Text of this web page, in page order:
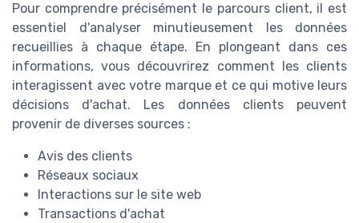
Pour comprendre précisément le parcours client, il est
essentiel d'analyser minutieusement les données
recueillies à chaque étape. En plongeant dans ces
informations, vous découvrirez comment les clients
interagissent avec votre marque et ce qui motive leurs
décisions d'achat. Les données clients peuvent
provenir de diverses sources :
Avis des clients
Réseaux sociaux
Interactions sur le site web
Transactions d'achat